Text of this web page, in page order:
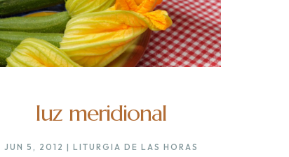
luz meridional
JUN 5, 2012 |LITURGIA DE LAS HORAS